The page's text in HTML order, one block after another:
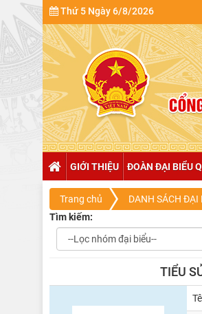
Thứ 5 Ngày 6/8/2026
GIỚI THIỆU ĐOÀN ĐẠI BIỂU
Trang chủ
DANH SÁCH ĐẠI
Tìm kiếm:
TIỂU